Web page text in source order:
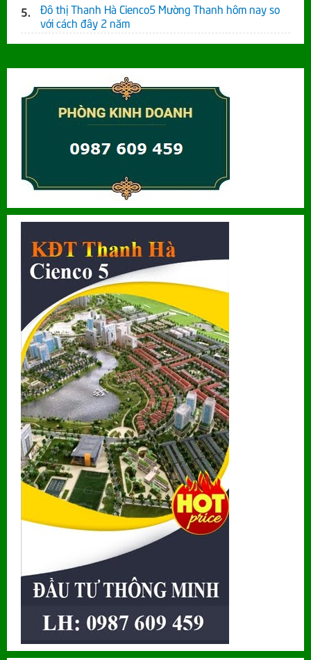
Đô thị Thanh Hà Cienco5 Mường Thanh hôm nay so
với cách đây 2 năm